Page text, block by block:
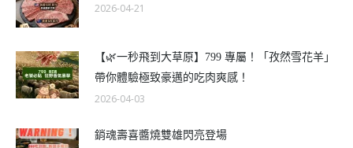
2026-04-21
【🌿一秒飛到大草原】799 專屬！「孜然雪花羊」
帶你體驗極致豪邁的吃肉爽感！
2026-04-03
銷魂壽喜醬燒雙雄閃亮登場